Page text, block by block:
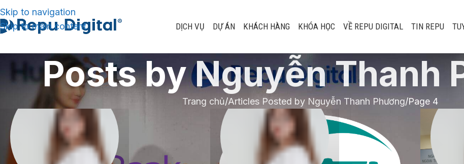
Skip to navigation
Skip to main content
DỊCH VỤ DỰ ÁN KHÁCH HÀNG KHÓA HỌC VỀ REPU DIGITAL TIN REPU
Posts byNguyễn Thanh
Trang chủ Articles Posted by Nguyễn Thanh Phương Page 4